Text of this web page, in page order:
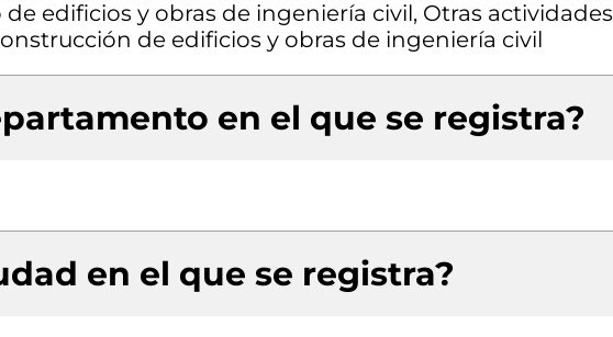
edificios y obras de ingeniería civil, Otras actividades
de edificios y obras de ingeniería civil
en el que se registra?
en el que se registra?